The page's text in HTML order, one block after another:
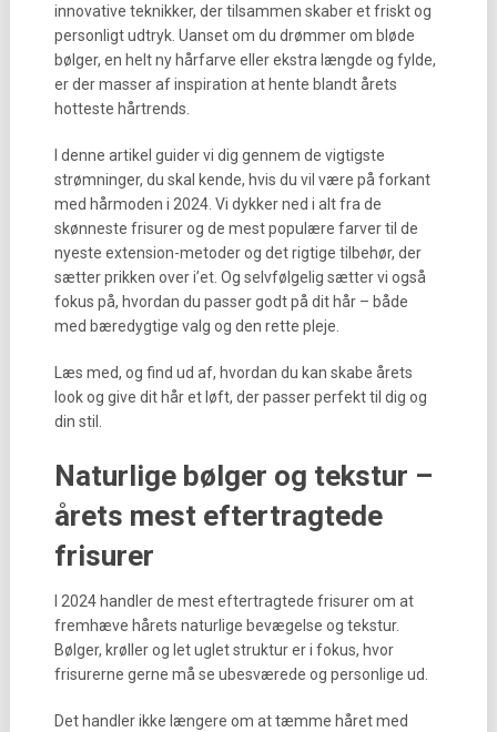
innovative teknikker, der tilsammen skaber et friskt og
personligt udtryk. Uanset om du drømmer om bløde
bølger, en helt ny hårfarve eller ekstra længde og fylde,
er der masser af inspiration at hente blandt årets
hotteste hårtrends.
I denne artikel guider vi dig gennem de vigtigste
strømninger, du skal kende, hvis du vil være på forkant
med hårmoden i 2024. Vi dykker ned i alt fra de
skønneste frisurer og de mest populære farver til de
nyeste extension-metoder og det rigtige tilbehør, der
sætter prikken over i’et. Og selvfølgelig sætter vi også
fokus på, hvordan du passer godt på dit hår – både
med bæredygtige valg og den rette pleje.
Læs med, og find ud af, hvordan du kan skabe årets
look og give dit hår et løft, der passer perfekt til dig og
din stil.
Naturlige bølger og tekstur –
årets mest eftertragtede
frisurer
I 2024 handler de mest eftertragtede frisurer om at
fremhæve hårets naturlige bevægelse og tekstur.
Bølger, krøller og let uglet struktur er i fokus, hvor
frisurerne gerne må se ubesværede og personlige ud.
Det handler ikke længere om at tæmme håret med